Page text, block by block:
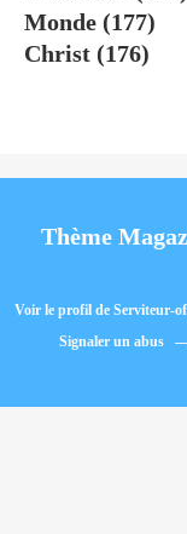
Monde (177)
Christ (176)
Thème
Voir le profil de Serviteur-
Signaler un abus